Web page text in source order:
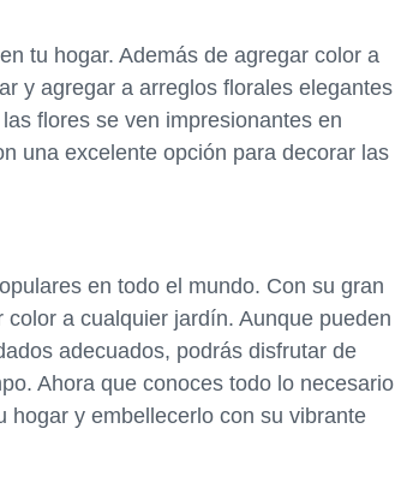
tu hogar. Además de agregar color a
y agregar a arreglos florales elegantes
flores se ven impresionantes en
una excelente opción para decorar las
en todo el mundo. Con su gran
a cualquier jardín. Aunque pueden
adecuados, podrás disfrutar de
Ahora que conoces todo lo necesario
hogar y embellecerlo con su vibrante